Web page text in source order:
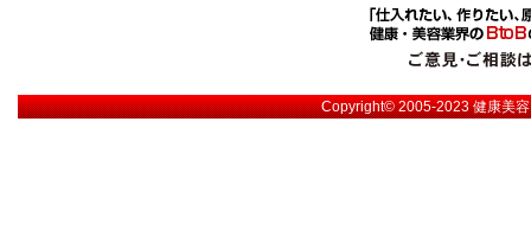
Copyright© 2005-2023健康美